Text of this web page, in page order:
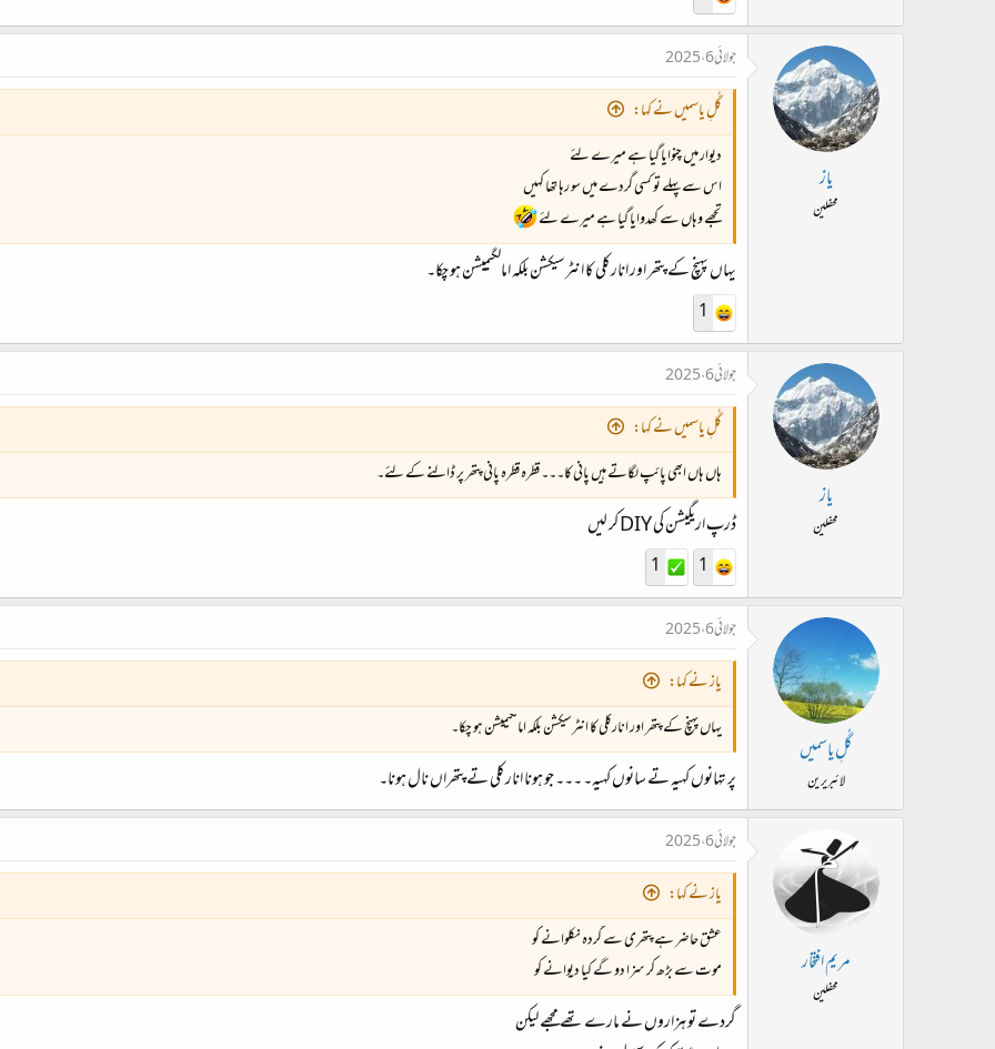
یاز
محفلین
جولائی 6، 2025
گُلِ یاسمیں نے کہا:
دیوار میں چنوایا گیا ہے میرے لئے
اس سے پہلے تو کسی گردے میں سو رہا تھا کہیں
تجھے وہاں سے کھدوایا گیا ہے میرے لئے
یہاں پہنچ کے پتھر اور انارکلی کا انٹرسیکشن بلکہ امالگیمیشن ہو چکا۔
1
یاز
محفلین
جولائی 6، 2025
گُلِ یاسمیں نے کہا:
ہاں ہاں ابھی پائپ لگاتے ہیں پانی کا۔۔۔ قطرہ قطرہ پانی پتھر پر ڈالنے کے لئے۔
ڈرپ اریگیشن کی DIY کر لیں
1
1
گُلِ یاسمیں
لائبریرین
جولائی 6، 2025
یاز نے کہا:
یہاں پہنچ کے پتھر اور انارکلی کا انٹرسیکشن بلکہ امالگیمیشن ہو چکا۔
پر تہانوں کہیہ تے سانوں کہیہ۔ ۔۔۔ جو ہونا انارکلی تے پتھراں نال ہونا۔
مریم افتخار
محفلین
جولائی 6، 2025
یاز نے کہا:
عشق حاضر ہے پتھری سے گردہ نکلوانے کو
موت سے بڑھ کر سزا دو گے کیا دیوانے کو
گردے تو ہزاروں نے مارے تھے مجھے لیکن